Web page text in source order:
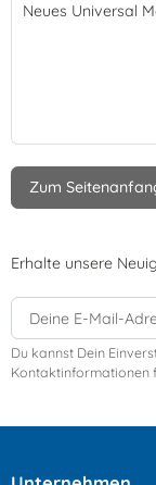
Neues Universal
Zum
Erhalte unsere
Du kannst Dein
Kontaktinformationen